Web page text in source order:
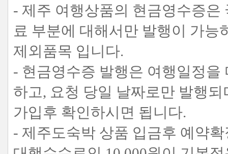
- 제주 여행상품의 현금영수증
료 부분에 대해서만 발행이 가
제외품목 입니다.
- 현금영수증 발행은 여행일정
하고, 요청 당일 날짜로만 발행
가입후 확인하시면 됩니다.
- 제주도숙박 상품 입금후 예약